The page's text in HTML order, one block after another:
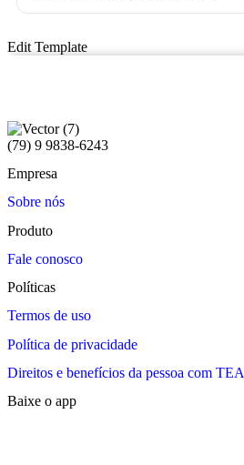
Edit Template
(79) 9 9838-6243
Empresa
Sobre nós
Produto
Fale conosco
Políticas
Termos de uso
Política de privacidade
Direitos e benefícios da pessoa com TEA
Baixe o app